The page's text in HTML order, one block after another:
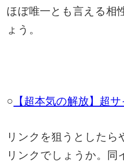
ほぼ唯一とも言える相
ょう。
○ 【超本気の解放】超
リンクを狙うとしたら
リンクでしょうか。同